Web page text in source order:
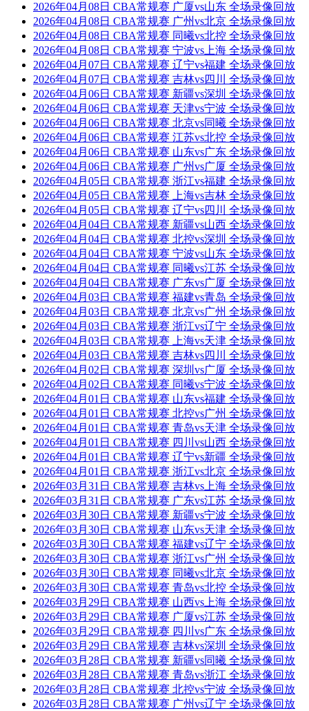
2026年04月08日 CBA常规赛 广厦vs山东 全场录像回放
2026年04月08日 CBA常规赛 广州vs北京 全场录像回放
2026年04月08日 CBA常规赛 同曦vs北控 全场录像回放
2026年04月08日 CBA常规赛 宁波vs上海 全场录像回放
2026年04月07日 CBA常规赛 辽宁vs福建 全场录像回放
2026年04月07日 CBA常规赛 吉林vs四川 全场录像回放
2026年04月06日 CBA常规赛 新疆vs深圳 全场录像回放
2026年04月06日 CBA常规赛 天津vs宁波 全场录像回放
2026年04月06日 CBA常规赛 北京vs同曦 全场录像回放
2026年04月06日 CBA常规赛 江苏vs北控 全场录像回放
2026年04月06日 CBA常规赛 山东vs广东 全场录像回放
2026年04月06日 CBA常规赛 广州vs广厦 全场录像回放
2026年04月05日 CBA常规赛 浙江vs福建 全场录像回放
2026年04月05日 CBA常规赛 上海vs吉林 全场录像回放
2026年04月05日 CBA常规赛 辽宁vs四川 全场录像回放
2026年04月04日 CBA常规赛 新疆vs山西 全场录像回放
2026年04月04日 CBA常规赛 北控vs深圳 全场录像回放
2026年04月04日 CBA常规赛 宁波vs山东 全场录像回放
2026年04月04日 CBA常规赛 同曦vs江苏 全场录像回放
2026年04月04日 CBA常规赛 广东vs广厦 全场录像回放
2026年04月03日 CBA常规赛 福建vs青岛 全场录像回放
2026年04月03日 CBA常规赛 北京vs广州 全场录像回放
2026年04月03日 CBA常规赛 浙江vs辽宁 全场录像回放
2026年04月03日 CBA常规赛 上海vs天津 全场录像回放
2026年04月03日 CBA常规赛 吉林vs四川 全场录像回放
2026年04月02日 CBA常规赛 深圳vs广厦 全场录像回放
2026年04月02日 CBA常规赛 同曦vs宁波 全场录像回放
2026年04月01日 CBA常规赛 山东vs福建 全场录像回放
2026年04月01日 CBA常规赛 北控vs广州 全场录像回放
2026年04月01日 CBA常规赛 青岛vs天津 全场录像回放
2026年04月01日 CBA常规赛 四川vs山西 全场录像回放
2026年04月01日 CBA常规赛 辽宁vs新疆 全场录像回放
2026年04月01日 CBA常规赛 浙江vs北京 全场录像回放
2026年03月31日 CBA常规赛 吉林vs上海 全场录像回放
2026年03月31日 CBA常规赛 广东vs江苏 全场录像回放
2026年03月30日 CBA常规赛 新疆vs宁波 全场录像回放
2026年03月30日 CBA常规赛 山东vs天津 全场录像回放
2026年03月30日 CBA常规赛 福建vs辽宁 全场录像回放
2026年03月30日 CBA常规赛 浙江vs广州 全场录像回放
2026年03月30日 CBA常规赛 同曦vs北京 全场录像回放
2026年03月30日 CBA常规赛 青岛vs北控 全场录像回放
2026年03月29日 CBA常规赛 山西vs上海 全场录像回放
2026年03月29日 CBA常规赛 广厦vs江苏 全场录像回放
2026年03月29日 CBA常规赛 四川vs广东 全场录像回放
2026年03月29日 CBA常规赛 吉林vs深圳 全场录像回放
2026年03月28日 CBA常规赛 新疆vs同曦 全场录像回放
2026年03月28日 CBA常规赛 青岛vs浙江 全场录像回放
2026年03月28日 CBA常规赛 北控vs宁波 全场录像回放
2026年03月28日 CBA常规赛 广州vs辽宁 全场录像回放